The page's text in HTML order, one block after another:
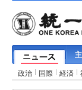
政治 国際 経済